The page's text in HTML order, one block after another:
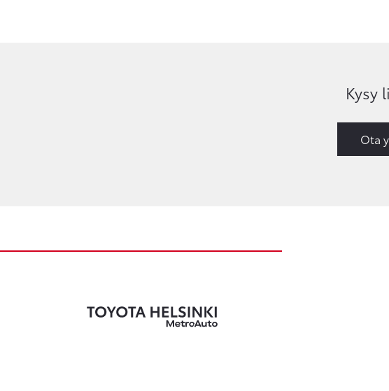
Kysy
Ota